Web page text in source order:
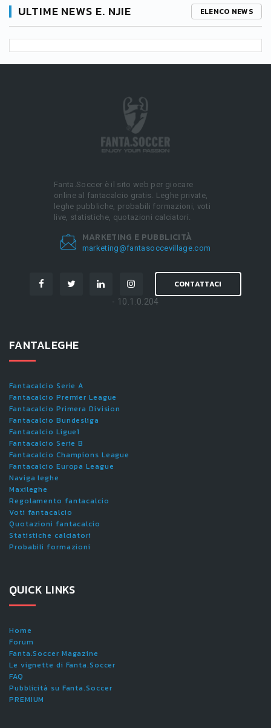
ULTIME NEWS E. NJIE ELENCO NEWS
Fanta.Soccer è il sito web per giocare
online al fantacalcio gratis. Leghe private,
leghe pubbliche, probabili formazioni, voti
live, statistiche, quotazioni calciatori.
MARKETING E PUBBLICITÀ
marketing@fantasoccevillage.com
CONTATTACI
- 10.1.0.204
FANTALEGHE
Fantacalcio Serie A
Fantacalcio Premier League
Fantacalcio Primera Division
Fantacalcio Bundesliga
Fantacalcio Ligue1
Fantacalcio Serie B
Fantacalcio Champions League
Fantacalcio Europa League
Naviga leghe
Maxileghe
Regolamento fantacalcio
Voti fantacalcio
Quotazioni fantacalcio
Statistiche calciatori
Probabili formazioni
QUICK LINKS
Home
Forum
Fanta.Soccer Magazine
Le vignette di Fanta.Soccer
FAQ
Pubblicità su Fanta.Soccer
PREMIUM